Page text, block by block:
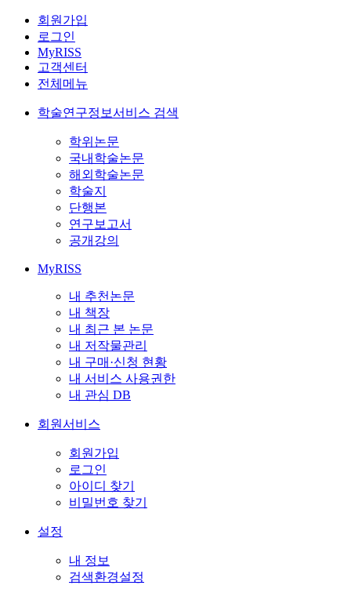
회원가입
로그인
MyRISS
고객센터
전체메뉴
학술연구정보서비스 검색
학위논문
국내학술논문
해외학술논문
학술지
단행본
연구보고서
공개강의
MyRISS
내 추천논문
내 책장
내 최근 본 논문
내 저작물관리
내 구매·신청 현황
내 서비스 사용권한
내 관심 DB
회원서비스
회원가입
로그인
아이디 찾기
비밀번호 찾기
설정
내 정보
검색환경설정